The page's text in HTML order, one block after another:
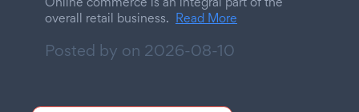
overall retail business. Read More
Posted by on 2026-08-10